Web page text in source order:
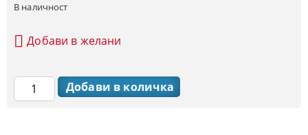
В наличност
Добави в желани